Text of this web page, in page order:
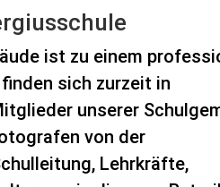
ist zu einem
sich zurzeit in
unserer
von der
Lehrkräfte,